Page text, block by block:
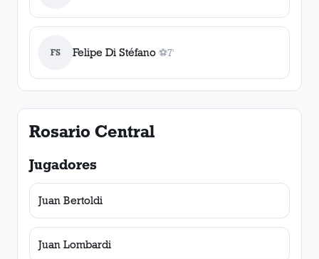
FS Felipe Di Stéfano ⚽
1gol
7'
Rosario Central
Jugadores
Juan Bertoldi
Juan Lombardi